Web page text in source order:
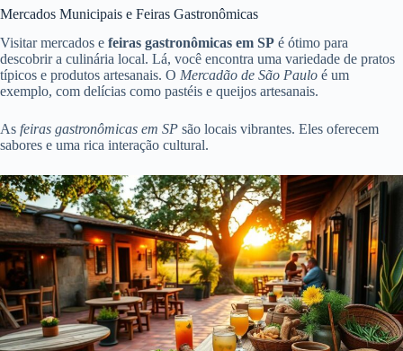
Mercados Municipais e Feiras Gastronômicas
Visitar mercados e feiras gastronômicas em SP é ótimo para
descobrir a culinária local. Lá, você encontra uma variedade de pratos
típicos e produtos artesanais. O Mercadão de São Paulo é um
exemplo, com delícias como pastéis e queijos artesanais.
As feiras gastronômicas em SP são locais vibrantes. Eles oferecem
sabores e uma rica interação cultural.